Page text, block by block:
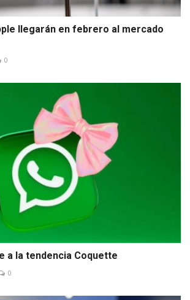
llegarán en febrero al mercado
0
a la tendencia Coquette
0